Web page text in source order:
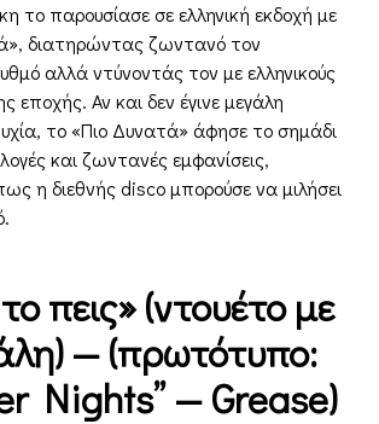
το παρουσίασε σε ελληνική εκδοχή με
διατηρώντας ζωντανό τον
αλλά ντύνοντάς τον με ελληνικούς
εποχής. Αν και δεν έγινε μεγάλη
το «Πιο Δυνατά» άφησε το σημάδι
και ζωντανές εμφανίσεις,
η διεθνής disco μπορούσε να μιλήσει
πεις» (ντουέτο με
— (πρωτότυπο:
Nights” — Grease)